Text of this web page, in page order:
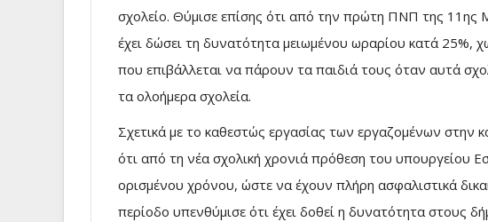
σχολείο. Θύμισε επίσης ότι από την πρώτη ΠΝΠ της 11ης
έχει δώσει τη δυνατότητα μειωμένου ωραρίου κατά 25%,
που επιβάλλεται να πάρουν τα παιδιά τους όταν αυτά
τα ολοήμερα σχολεία.
Σχετικά με το καθεστώς εργασίας των εργαζομένων στην
ότι από τη νέα σχολική χρονιά πρόθεση του υπουργείου
ορισμένου χρόνου, ώστε να έχουν πλήρη ασφαλιστικά
περίοδο υπενθύμισε ότι έχει δοθεί η δυνατότητα στους